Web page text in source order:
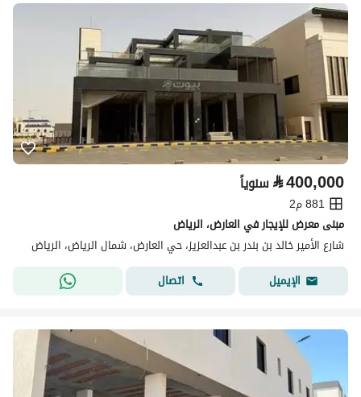
⃁400,000 سنوياً
881 م2
مبنى معرض للإيجار في العارض، الرياض
شارع الأمير خالد بن بندر بن عبدالعزيز، حي العارض، شمال الرياض، الرياض
الإيميل
اتصال